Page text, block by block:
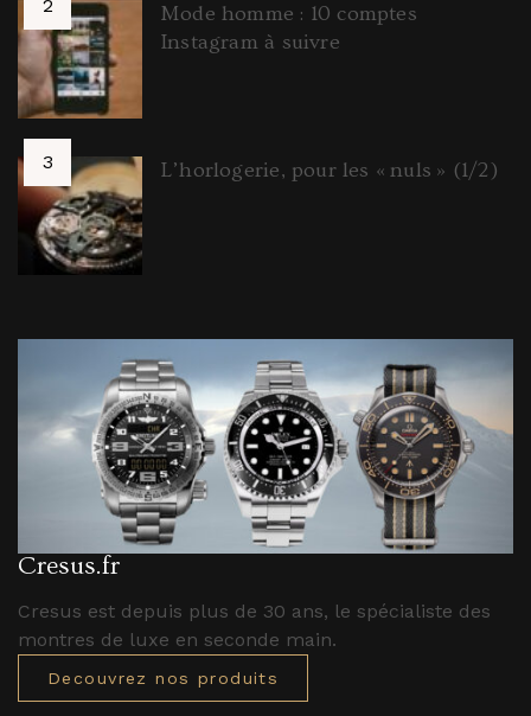
Mode homme : 10 comptes
Instagram à suivre
L’horlogerie, pour les « nuls » (1/2)
Cresus.fr
Cresus est depuis plus de 30 ans, le spécialiste des
montres de luxe en seconde main.
Decouvrez nos produits